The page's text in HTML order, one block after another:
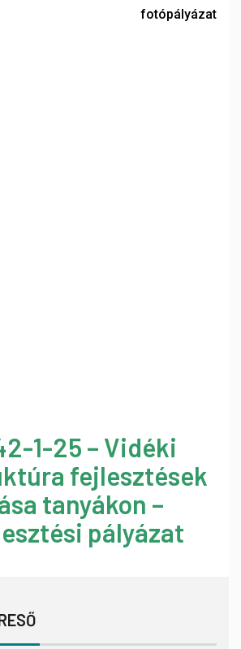
fotópályázat
1-25 – Vidéki
fejlesztések
tanyákon –
pályázat